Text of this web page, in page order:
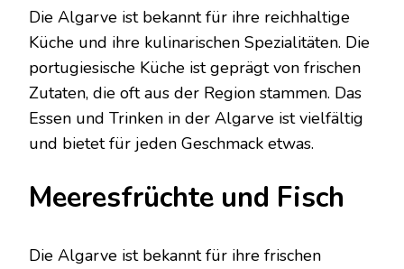
Die Algarve ist bekannt für ihre reichhaltige
Küche und ihre kulinarischen Spezialitäten. Die
portugiesische Küche ist geprägt von frischen
Zutaten, die oft aus der Region stammen. Das
Essen und Trinken in der Algarve ist vielfältig
und bietet für jeden Geschmack etwas.
Meeresfrüchte und Fisch
Die Algarve ist bekannt für ihre frischen